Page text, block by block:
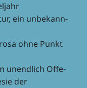
ein unbe­kann­
ohne Punkt
unend­lich Offe­
der